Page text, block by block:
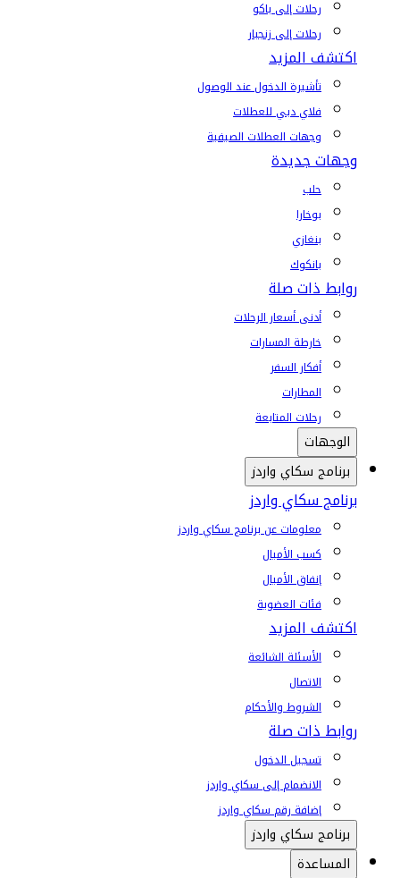
رحلات إلى باكو
رحلات إلى زنجبار
اكتشف المزيد
تأشيرة الدخول عند الوصول
فلاي دبي للعطلات
وجهات العطلات الصيفية
وجهات جديدة
حلب
بوخارا
بنغازي
بانكوك
روابط ذات صلة
أدنى أسعار الرحلات
خارطة المسارات
أفكار السفر
المطارات
رحلات المتابعة
الوجهات
برنامج سكاي واردز
برنامج سكاي واردز
معلومات عن برنامج سكاي واردز
كسب الأميال
إنفاق الأميال
فئات العضوية
اكتشف المزيد
الأسئلة الشائعة
الاتصال
الشروط والأحكام
روابط ذات صلة
تسجيل الدخول
الانضمام إلى سكاي واردز
إضافة رقم سكاي واردز
برنامج سكاي واردز
المساعدة